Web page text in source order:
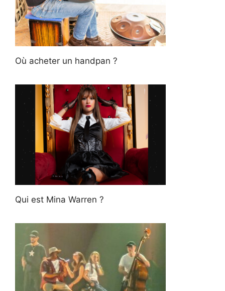
Où acheter un handpan ?
Qui est Mina Warren ?